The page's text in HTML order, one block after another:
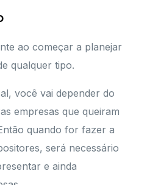
ao começar a planejar
qualquer tipo.
você vai depender do
empresas que queiram
quando for fazer a
será necessário
e ainda